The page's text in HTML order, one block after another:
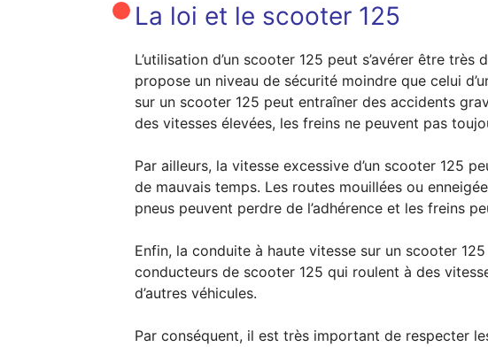
La loi et le scooter 125
L’utilisation d’un scooter 125 peut s’avérer être
propose un niveau de sécurité moindre que celui
sur un scooter 125 peut entraîner des accidents
des vitesses élevées, les freins ne peuvent pas
Par ailleurs, la vitesse excessive d’un scooter 125
de mauvais temps. Les routes mouillées ou
pneus peuvent perdre de l’adhérence et les freins
Enfin, la conduite à haute vitesse sur un scooter
conducteurs de scooter 125 qui roulent à des
d’autres véhicules.
Par conséquent, il est très important de respecter